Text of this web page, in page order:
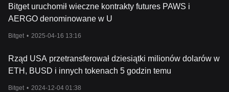
Bitget uruchomił wieczne kontrakty futures PAWS i
AERGO denominowane w U
Bitget • 2025-04-16 13:16
Rząd USA przetransferował dziesiątki milionów dolarów w
ETH, BUSD i innych tokenach 5 godzin temu
Bitget • 2024-12-04 01:38